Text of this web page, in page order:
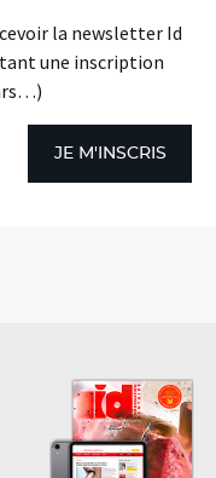
la newsletter Id
une inscription
JE M'INSCRIS